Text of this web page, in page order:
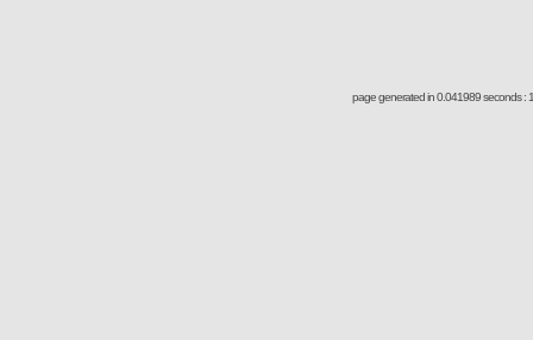
page generated in 0.041989 seconds :